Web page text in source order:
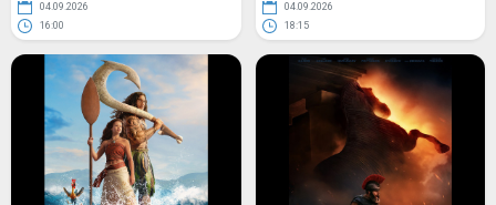
04.09.2026
16:00
04.09.2026
18:15